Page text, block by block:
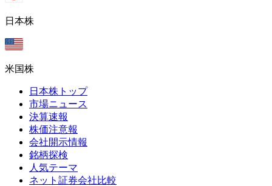
日本株
米国株
日本株トップ
市場ニュース
決算速報
株価注意報
会社開示情報
銘柄探検
人気テーマ
ネット証券会社比較